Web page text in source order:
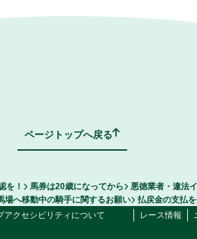
ページトップへ戻る
を！ 馬券は20歳になってから
悪徳業者・違法
場へ移動中の騎手に関するお願い
払戻金の支払
アクセシビリティについて レース情報